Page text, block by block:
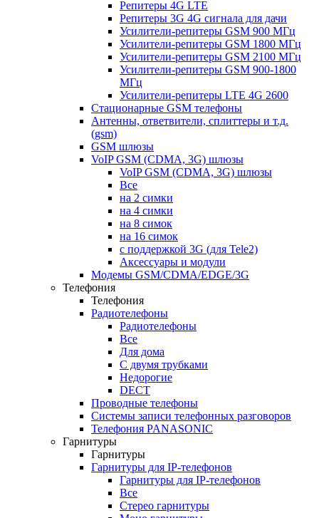
Репитеры 4G LTE
Репитеры 3G 4G сигнала для дачи
Усилители-репитеры GSM 900 МГц
Усилители-репитеры GSM 1800 МГц
Усилители-репитеры GSM 2100 МГц
Усилители-репитеры GSM 900-1800
МГц
Усилители-репитеры LTE 4G 2600
Стационарные GSM телефоны
Антенны, ответвители, сплиттеры и т.д.
(gsm)
GSM шлюзы
VoIP GSM (CDMA, 3G) шлюзы
VoIP GSM (CDMA, 3G) шлюзы
Все
на 2 симки
на 4 симки
на 8 симок
на 16 симок
с поддержкой 3G (для Tele2)
Аксессуары и модули
Модемы GSM/CDMA/EDGE/3G
Телефония
Телефония
Радиотелефоны
Радиотелефоны
Все
Для дома
С двумя трубками
Недорогие
DECT
Проводные телефоны
Системы записи телефонных разговоров
Телефония PANASONIC
Гарнитуры
Гарнитуры
Гарнитуры для IP-телефонов
Гарнитуры для IP-телефонов
Все
Стерео гарнитуры